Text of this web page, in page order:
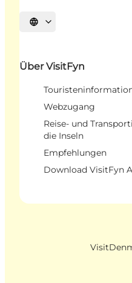
Sprache auswählen
Über VisitFyn
Webzugang
Reise- und
die Inseln
Empfehlungen
Download VisitFyn